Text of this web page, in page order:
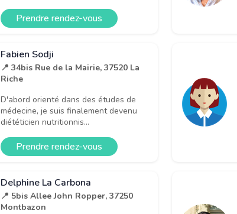
Prendre rendez-vous
Fabien Sodji
📍 34bis Rue de la Mairie, 37520 La
Riche
D'abord orienté dans des études de
médecine, je suis finalement devenu
diététicien nutritionnis...
Prendre rendez-vous
Delphine La Carbona
📍 5bis Allee John Ropper, 37250
Montbazon